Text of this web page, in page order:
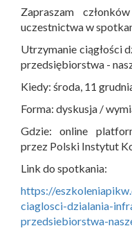
Zapraszam
uczestnictwa w
Utrzymanie ciągłości
przedsiębiorstwa -
Kiedy: środa, 11
Forma: dyskusja /
Gdzie: online
przez Polski Instytut
Link do spotkania:
https://
ciaglosci-dzialania-
przedsiebiorstwa-